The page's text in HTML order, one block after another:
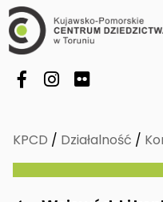
KPCD / Działalność /